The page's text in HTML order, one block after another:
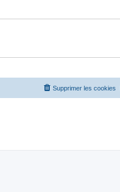
Supprimer les cookies